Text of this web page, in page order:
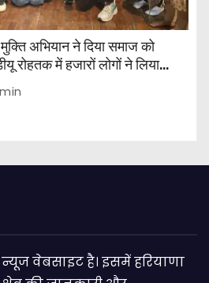
अभियान ने दिया समाज को
रोहतक में हजारों लोगों ने लिया
वेबसाइट है। इसमें हरियाणा